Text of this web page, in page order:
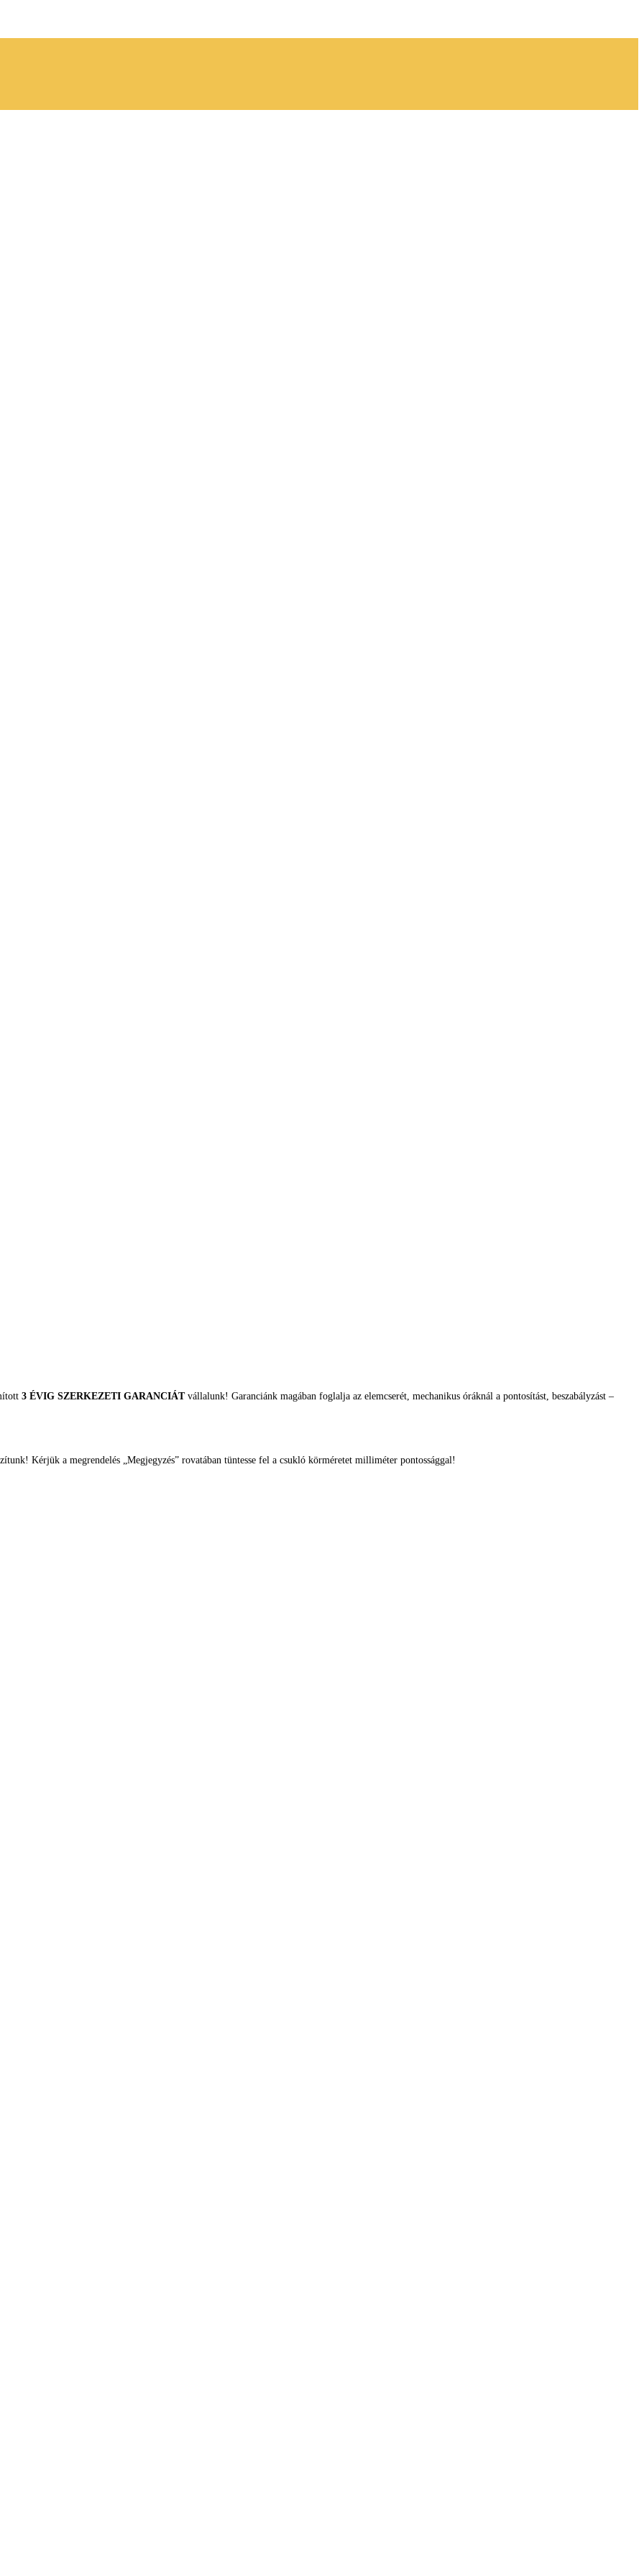
3 ÉVIG SZERKEZETI GARANCIÁTvállalunk! Garanciánk magában foglalja az elemcserét, mechanikus óráknál a pontosítást, beszabályzást –
Kérjük a megrendelés „Megjegyzés” rovatában tüntesse fel a csukló körméretet milliméter pontossággal!